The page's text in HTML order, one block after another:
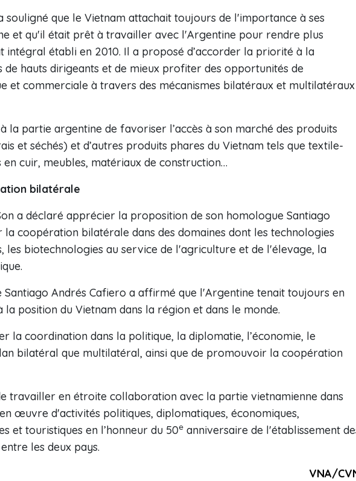
souligné que le Vietnam attachait toujours de l'importance à ses
et qu'il était prêt à travailler avec l'Argentine pour rendre plus
établi en 2010. Il a proposé d’accorder la priorité à la
de hauts dirigeants et de mieux profiter des opportunités de
et commerciale à travers des mécanismes bilatéraux et multilatéraux
la partie argentine de favoriser l’accès à son marché des produits
et séchés) et d’autres produits phares du Vietnam tels que textile-
en cuir, meubles, matériaux de construction…
bilatérale
a déclaré apprécier la proposition de son homologue Santiago
coopération bilatérale dans des domaines dont les technologies
les biotechnologies au service de l'agriculture et de l'élevage, la
Santiago Andrés Cafiero a affirmé que l'Argentine tenait toujours en
position du Vietnam dans la région et dans le monde.
la coordination dans la politique, la diplomatie, l’économie, le
bilatéral que multilatéral, ainsi que de promouvoir la coopération
travailler en étroite collaboration avec la partie vietnamienne dans
œuvre d'activités politiques, diplomatiques, économiques,
et touristiques en l’honneur du 50e anniversaire de l'établissement
les deux pays.
VNA/